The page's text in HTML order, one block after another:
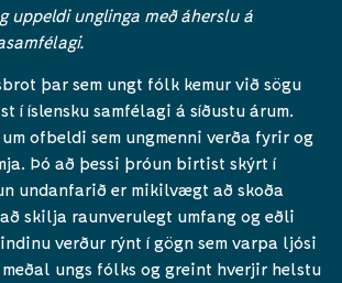
uppeldi unglinga með áherslu á
þar sem ungt fólk kemur við sögu
í íslensku samfélagi á síðustu árum.
ofbeldi sem ungmenni verða fyrir og
Þó að þessi þróun birtist skýrt í
undanfarið er mikilvægt að skoða
skilja raunverulegt umfang og eðli
verður rýnt í gögn sem varpa ljósi
ungs fólks og greint hverjir helstu